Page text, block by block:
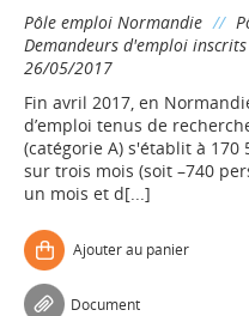
Pôle emploi Normandie //
Demandeurs d'emploi
26/05/2017
Fin avril 2017, en
d’emploi tenus de
(catégorie A) s'établit à 170
sur trois mois (soit –740
un mois et d[...]
Ajouter au panier
Document